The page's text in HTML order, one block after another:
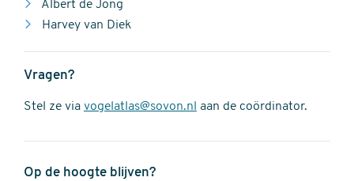
Albert de Jong
Harvey van Diek
Vragen?
Stel ze via vogelatlas@sovon.nl aan de coördinator.
Op de hoogte blijven?